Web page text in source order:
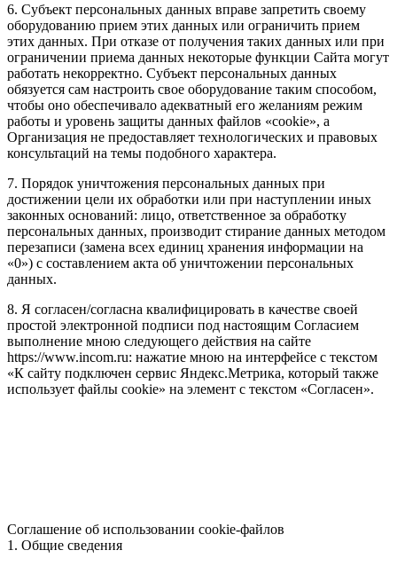
6. Субъект персональных данных вправе запретить своему
оборудованию прием этих данных или ограничить прием
этих данных. При отказе от получения таких данных или при
ограничении приема данных некоторые функции Сайта могут
работать некорректно. Субъект персональных данных
обязуется сам настроить свое оборудование таким способом,
чтобы оно обеспечивало адекватный его желаниям режим
работы и уровень защиты данных файлов «cookie», а
Организация не предоставляет технологических и правовых
консультаций на темы подобного характера.
7. Порядок уничтожения персональных данных при
достижении цели их обработки или при наступлении иных
законных оснований: лицо, ответственное за обработку
персональных данных, производит стирание данных методом
перезаписи (замена всех единиц хранения информации на
«0») с составлением акта об уничтожении персональных
данных.
8. Я согласен/согласна квалифицировать в качестве своей
простой электронной подписи под настоящим Согласием
выполнение мною следующего действия на сайте
https://www.incom.ru: нажатие мною на интерфейсе с текстом
«К сайту подключен сервис Яндекс.Метрика, который также
использует файлы cookie» на элемент с текстом «Согласен».
Соглашение об использовании cookie-файлов
1. Общие сведения